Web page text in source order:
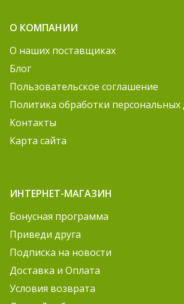
О КОМПАНИИ
О наших поставщиках
Блог
Пользовательское соглашение
Политика обработки
Контакты
Карта сайта
ИНТЕРНЕТ-МАГАЗИН
Бонусная программа
Приведи друга
Подписка на новости
Доставка и Оплата
Условия возврата